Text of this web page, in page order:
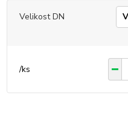
Velikost DN
/ks